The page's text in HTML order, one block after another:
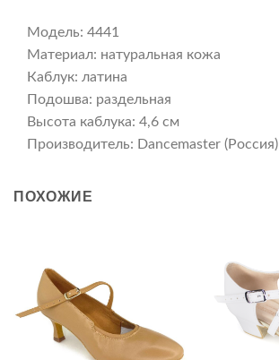
Модель: 4441
Материал: натуральная кожа
Каблук: латина
Подошва: раздельная
Высота каблука: 4,6 см
Производитель: Dancemaster (Россия)
ПОХОЖИЕ